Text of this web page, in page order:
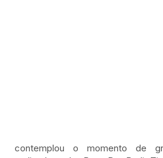
contemplou o momento de